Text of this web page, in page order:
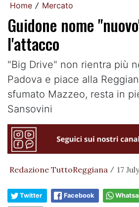
Home / Mercato
Guidone nome
l'attacco
"Big Drive" non rientra più
Padova e piace alla
sfumato Mazzeo, resta in
Sansovini
Redazione TuttoReggiana / 17
Twitter Facebook